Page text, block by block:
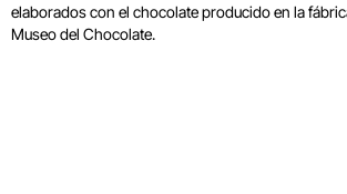
elaborados con el chocolate producido en la
Museo del Chocolate.